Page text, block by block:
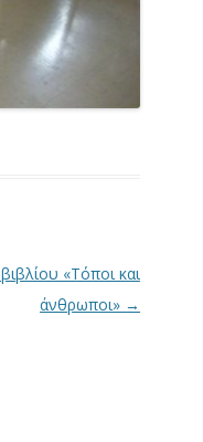
«Τόποι και
άνθρωποι» →